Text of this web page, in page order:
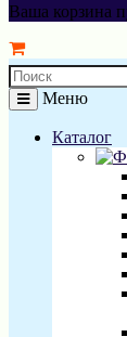
Ваша корзина
Меню
Каталог